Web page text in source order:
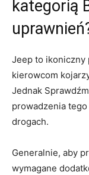
kategorią
Jeep‌ to ikoniczny
kierowcom
Jednak
prowadzenia
drogach.
Generalnie,⁤ aby
wymagane